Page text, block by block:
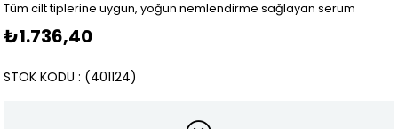
Tüm cilt tiplerine uygun, yoğun nemlendirme sağlayan serum
₺1.736,40
(401124)
STOK KODU